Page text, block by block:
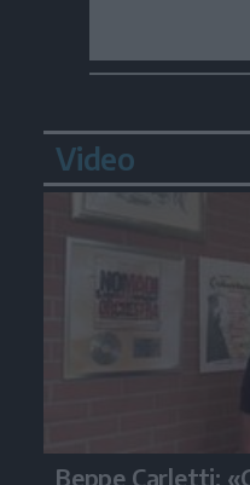
Video
Beppe Carletti: